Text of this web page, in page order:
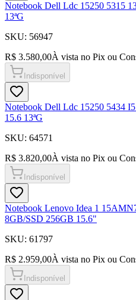
Notebook Dell Ldc 15250 5315
13ªG
SKU: 56947
R$ 3.580,00À vista no Pix ou
Indisponível
Notebook Dell Ldc 15250 5434
15.6 13ªG
SKU: 64571
R$ 3.820,00À vista no Pix ou
Indisponível
Notebook Lenovo Idea 1
8GB/SSD 256GB 15.6"
SKU: 61797
R$ 2.959,00À vista no Pix ou
Indisponível